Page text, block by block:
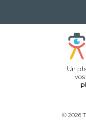
Un
© 2026